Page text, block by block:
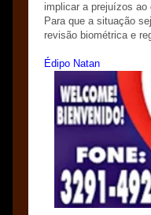
implicar a prejuízos
Para que a situação
revisão biométrica e
Édipo Natan